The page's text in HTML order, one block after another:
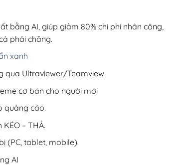
bằng AI, giúp giảm 80% chi phí nhân công,
phải chăng.
xanh
qua Ultraviewer/Teamview
cơ bản cho người mới
quảng cáo.
– THẢ.
(PC, tablet, mobile).
AI